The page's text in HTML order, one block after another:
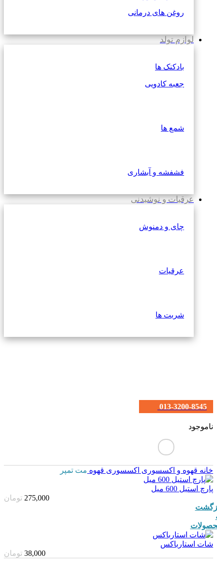
روغن های درمانی
لوازم تولد
بادکنک ها
جعبه کادویی
شمع ها
فشفشه و آبشاری
عرقیات و نوشیدنی
چای و دمنوش
عرقیات
شربت ها
013-3200-8545
ناموجود
خانه قهوه و اکسسوری اکسسوری قهوه مت تمپر
پارچ استیل 600 میل
275,000 تومان
شات استارباکس
38,000 تومان